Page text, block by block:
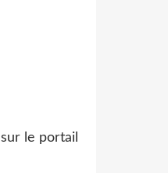
sur le portail